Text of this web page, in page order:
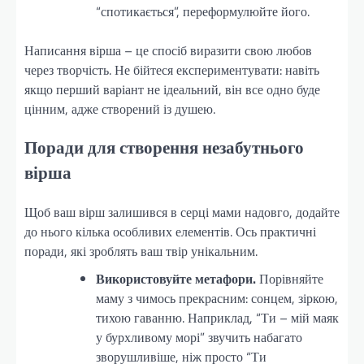
“спотикається”, переформулюйте його.
Написання вірша – це спосіб виразити свою любов
через творчість. Не бійтеся експериментувати: навіть
якщо перший варіант не ідеальний, він все одно буде
цінним, адже створений із душею.
Поради для створення незабутнього
вірша
Щоб ваш вірш залишився в серці мами надовго, додайте
до нього кілька особливих елементів. Ось практичні
поради, які зроблять ваш твір унікальним.
Використовуйте метафори.Порівняйте
маму з чимось прекрасним: сонцем, зіркою,
тихою гаванню. Наприклад, “Ти – мій маяк
у бурхливому морі” звучить набагато
зворушливіше, ніж просто “Ти